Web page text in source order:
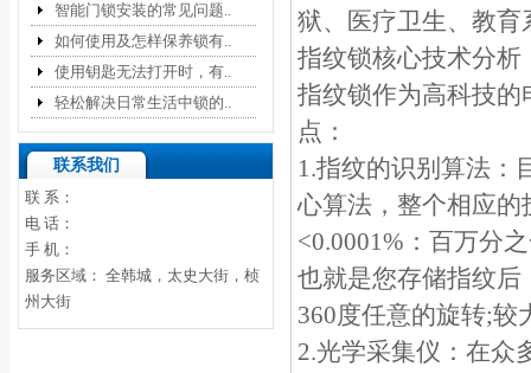
智能门锁安装的常见问题..
如何使用及怎样保养锁有..
使用钥匙无法打开时，有..
轻松解决日常生活中锁的..
联系我们
联 系：
电 话：
手 机：
服务区域： 全韩城，太史大街，桢
州大街
狱、医疗卫生、教
指纹锁核心技术分析
指纹锁作为高科技
点：
1.指纹的识别算法：
心算法，整个相应
<0.0001%：百万分
也就是您存储指纹
360度任意的旋转;较
2.光学采集仪：在众